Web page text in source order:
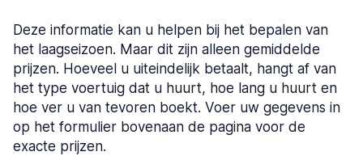
Deze informatie kan u helpen bij het bepalen van
het laagseizoen. Maar dit zijn alleen gemiddelde
prijzen. Hoeveel u uiteindelijk betaalt, hangt af van
het type voertuig dat u huurt, hoe lang u huurt en
hoe ver u van tevoren boekt. Voer uw gegevens in
op het formulier bovenaan de pagina voor de
exacte prijzen.